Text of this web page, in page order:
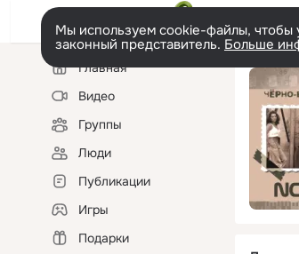
Мы используем cookie-файлы, чтобы
законный представитель. Больше
Левая
колонкаГлавная
Видео
Группы
Люди
Публикации
Игры
Подарки